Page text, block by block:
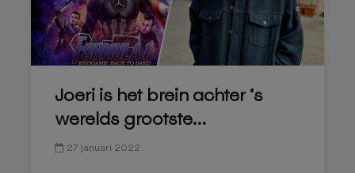
Joeri is het brein achter ‘s
werelds grootste...
27 januari 2022